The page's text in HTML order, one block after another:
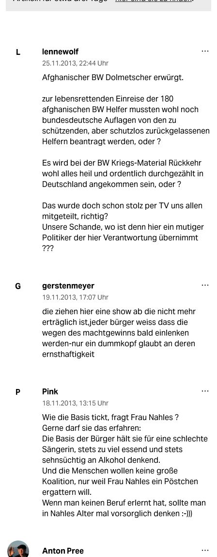
L lennewolf
25.11.2013, 22:44 Uhr
Afghanischer BW Dolmetscher erwürgt.
zur lebensrettenden Einreise der 180
afghanischen BW Helfer mussten wohl noch
bundesdeutsche Auflagen von den zu
schützenden, aber schutzlos zurückgelassenen
Helfern beantragt werden, oder ?
Es wird bei der BW Kriegs-Material Rückkehr
wohl alles heil und ordentlich durchgezählt in
Deutschland angekommen sein, oder ?
Das wurde doch schon stolz per TV uns allen
mitgeteilt, richtig?
Unsere Schande, wo ist denn hier ein mutiger
Politiker der hier Verantwortung übernimmt
???
G gerstenmeyer
19.11.2013, 17:07 Uhr
die ziehen hier eine show ab die nicht mehr
erträglich ist,jeder bürger weiss dass die
wegen des machtgewinns bald einlenken
werden-nur ein dummkopf glaubt an deren
ernsthaftigkeit
P Pink
18.11.2013, 13:15 Uhr
Wie die Basis tickt, fragt Frau Nahles ?
Gerne darf sie das erfahren:
Die Basis der Bürger hält sie für eine schlechte
Sängerin, stets zu viel essend und stets
sehnsüchtig an Alkohol denkend.
Und die Menschen wollen keine große
Koalition, nur weil Frau Nahles ein Pöstchen
ergattern will.
Wenn man keinen Beruf erlernt hat, sollte man
in Nahles Alter mal vorsorglich denken :-)))
Anton Pree